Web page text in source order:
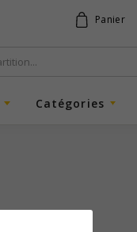
Panier
Catégories